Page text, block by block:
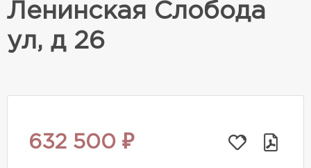
Ленинская Слобода
ул, д 26
632 500 ₽